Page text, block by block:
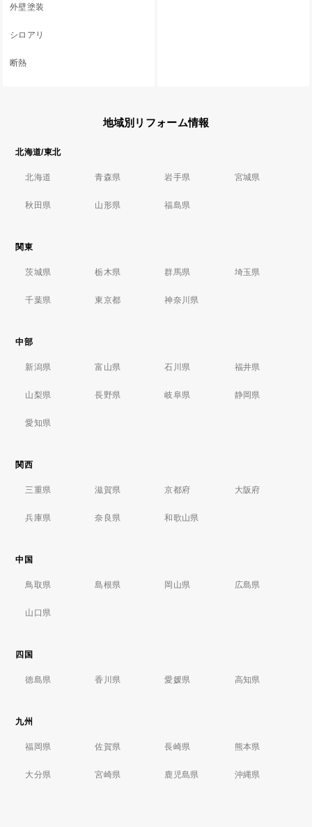
外壁塗装
シロアリ
断熱
地域別リフォーム情報
北海道/東北
北海道 青森県 岩手県 宮城県
秋田県 山形県 福島県
関東
茨城県 栃木県 群馬県 埼玉県
千葉県 東京都 神奈川県
中部
新潟県 富山県 石川県 福井県
山梨県 長野県 岐阜県 静岡県
愛知県
関西
三重県 滋賀県 京都府 大阪府
兵庫県 奈良県 和歌山県
中国
鳥取県 島根県 岡山県 広島県
山口県
四国
徳島県 香川県 愛媛県 高知県
九州
福岡県 佐賀県 長崎県 熊本県
大分県 宮崎県 鹿児島県 沖縄県